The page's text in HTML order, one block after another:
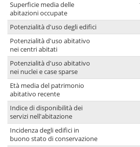
Superficie media delle
abitazioni occupate
Potenzialità d'uso degli edifici
Potenzialità d'uso abitativo
nei centri abitati
Potenzialità d'uso abitativo
nei nuclei e case sparse
Età media del patrimonio
abitativo recente
Indice di disponibilità dei
servizi nell'abitazione
Incidenza degli edifici in
buono stato di conservazione